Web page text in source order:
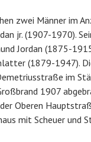
zwei Männer im
jr. (1907-1970).
Jordan (1875-
(1879-1947).
im
1907
Oberen
mit Scheuer und